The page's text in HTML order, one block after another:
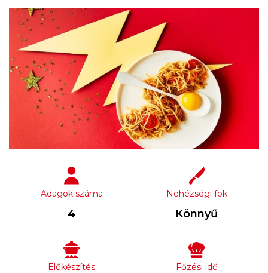
Adagok száma
4
Nehézségi fok
Könnyű
Előkészítés Főzési idő